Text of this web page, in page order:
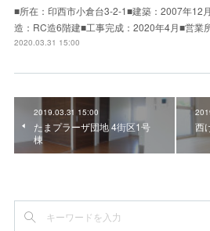
■所在：印西市小倉台3-2-1■建築：2007年12
造：RC造6階建■工事完成：2020年4月■営業
2020.03.31 15:00
2019.03.31 15:00
たまプラーザ団地 4街区1号
棟
西